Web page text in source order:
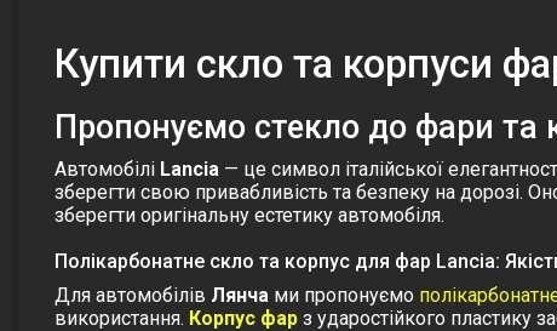
Купити cкло та корпуси
Пропонуємо стекло до фари та
Автомобілі Lancia — це символ італійської
зберегти свою привабливість та безпеку на дорозі.
зберегти оригінальну естетику автомобіля.
Полікарбонатне скло та корпус для фар Lancia: Якість
Для автомобілів Лянча ми пропонуємо
використання. Корпус фар з ударостійкого пластику